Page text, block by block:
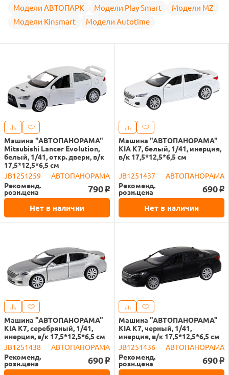
Модели АВТОПАРК
Модели Play Smart
Модели MZ
Модели Kinsmart
Модели Autotime
Машина "АВТОПАНОРАМА"
Mitsubishi Lancer Evolution,
белый, 1/41, откр. двери, в/к
17,5*12,5*6,5 см
JB1251259
АВТОПАНОРАМА
Рекоменд.
розн.цена 790 o
Нет в наличии
Машина "АВТОПАНОРАМА"
KIA K7, белый, 1/41, инерция,
в/к 17,5*12,5*6,5 см
JB1251437
АВТОПАНОРАМА
Рекоменд.
розн.цена 690 o
Нет в наличии
Машина "АВТОПАНОРАМА"
KIA K7, серебряный, 1/41,
инерция, в/к 17,5*12,5*6,5 см
JB1251438
АВТОПАНОРАМА
Рекоменд.
розн.цена 690 o
Машина "АВТОПАНОРАМА"
KIA K7, черный, 1/41,
инерция, в/к 17,5*12,5*6,5 см
JB1251436
АВТОПАНОРАМА
Рекоменд.
розн.цена 690 o